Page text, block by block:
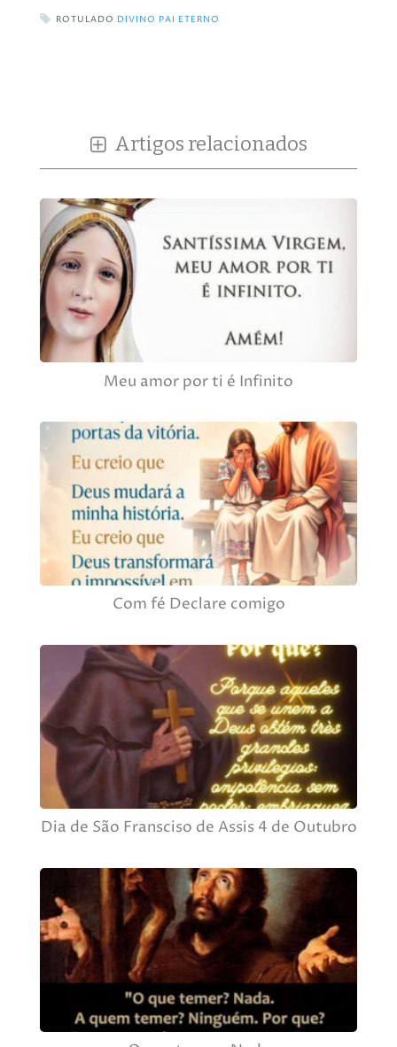
ROTULADO DIVINO PAI ETERNO
Artigos relacionados
Meu amor por ti é Infinito
Com fé Declare comigo
Dia de São Fransciso de Assis 4 de Outubro